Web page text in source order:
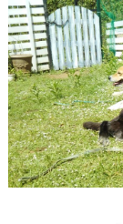
コ
ン
テ
ン
ツ
へ
ス
キ
ッ
プ